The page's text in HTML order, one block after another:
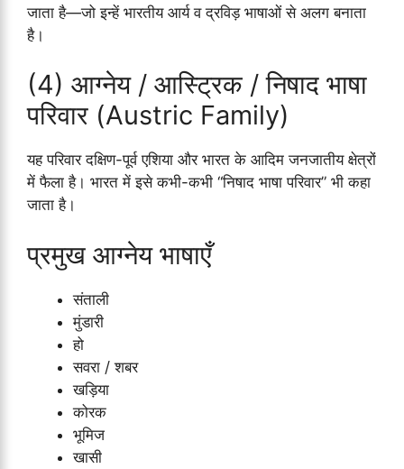
जाता है—जो इन्हें भारतीय आर्य व द्रविड़ भाषाओं से अलग बनाता
है।
(4) आग्नेय / आस्ट्रिक / निषाद भाषा
परिवार (Austric Family)
यह परिवार दक्षिण-पूर्व एशिया और भारत के आदिम जनजातीय क्षेत्रों
में फैला है। भारत में इसे कभी-कभी “निषाद भाषा परिवार” भी कहा
जाता है।
प्रमुख आग्नेय भाषाएँ
संताली
मुंडारी
हो
सवरा / शबर
खड़िया
कोरक
भूमिज
खासी